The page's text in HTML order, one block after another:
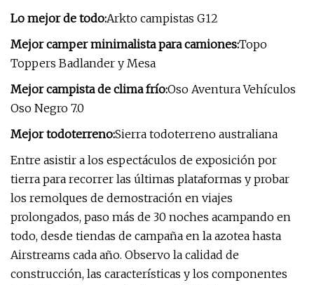
Lo mejor de todo:Arkto campistas G12
Mejor camper minimalista para camiones:Topo
Toppers Badlander y Mesa
Mejor campista de clima frío:Oso Aventura Vehículos
Oso Negro 7.0
Mejor todoterreno:Sierra todoterreno australiana
Entre asistir a los espectáculos de exposición por
tierra para recorrer las últimas plataformas y probar
los remolques de demostración en viajes
prolongados, paso más de 30 noches acampando en
todo, desde tiendas de campaña en la azotea hasta
Airstreams cada año. Observo la calidad de
construcción, las características y los componentes